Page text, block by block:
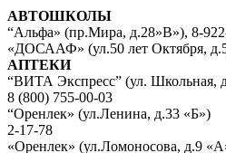
АВТОШКОЛЫ
“Альфа» (пр.Мира, д.28»В»), 8-
«ДОСААФ» (ул.50 лет Октября,
АПТЕКИ
“ВИТА Экспресс” (ул. Школьная,
8 (800) 755-00-03
“Оренлек» (ул.Ленина, д.33 «Б»)
2-17-78
«Оренлек» (ул.Ломоносова, д.9